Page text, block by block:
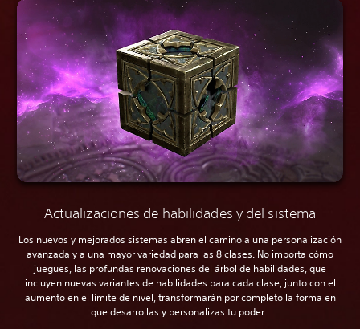
Actualizaciones de habilidades y del sistema
Los nuevos y mejorados sistemas abren el camino a una personalización
avanzada y a una mayor variedad para las 8 clases. No importa cómo
juegues, las profundas renovaciones del árbol de habilidades, que
incluyen nuevas variantes de habilidades para cada clase, junto con el
aumento en el límite de nivel, transformarán por completo la forma en
que desarrollas y personalizas tu poder.